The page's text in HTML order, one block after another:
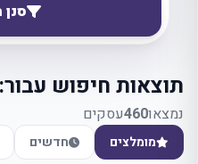
תוצאות חיפוש
נמצאו460עסקים
מומלצים חדשים